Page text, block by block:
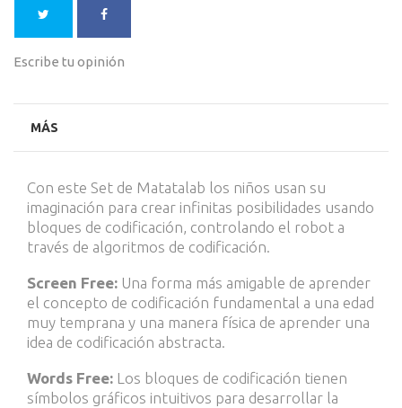
Escribe tu opinión
MÁS
Con este Set de Matatalab los niños usan su
imaginación para crear infinitas posibilidades usando
bloques de codificación, controlando el robot a
través de algoritmos de codificación.
Screen Free: Una forma más amigable de aprender
el concepto de codificación fundamental a una edad
muy temprana y una manera física de aprender una
idea de codificación abstracta.
Words Free: Los bloques de codificación tienen
símbolos gráficos intuitivos para desarrollar la